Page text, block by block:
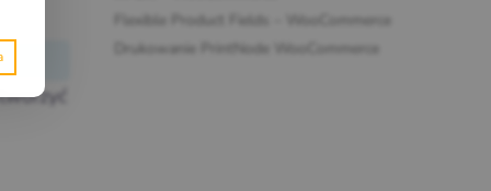
Flexible Product Fields – WooCommerce
Drukowanie PrintNode WooCommerce